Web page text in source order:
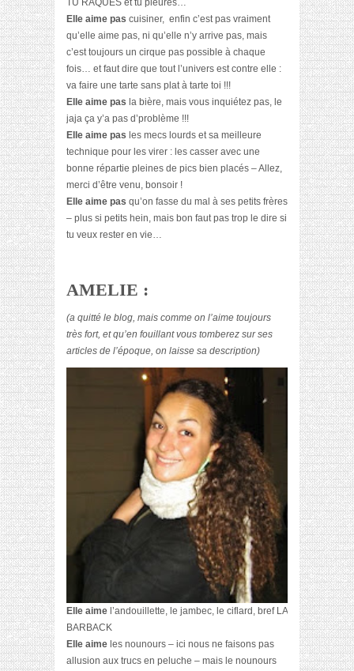
TU RAQUES et tu pleures…
Elle aime pas cuisiner, enfin c’est pas vraiment
qu’elle aime pas, ni qu’elle n’y arrive pas, mais
c’est toujours un cirque pas possible à chaque
fois… et faut dire que tout l’univers est contre elle :
va faire une tarte sans plat à tarte toi !!!
Elle aime pas la bière, mais vous inquiétez pas, le
jaja ça y’a pas d’problème !!!
Elle aime pas les mecs lourds et sa meilleure
technique pour les virer : les casser avec une
bonne répartie pleines de pics bien placés – Allez,
merci d’être venu, bonsoir !
Elle aime pas qu’on fasse du mal à ses petits frères
– plus si petits hein, mais bon faut pas trop le dire si
tu veux rester en vie…
AMELIE :
(a quitté le blog, mais comme on l’aime toujours
très fort, et qu’en fouillant vous tomberez sur ses
articles de l’époque, on laisse sa description)
Elle aime l’andouillette, le jambec, le ciflard, bref LA
BARBACK
Elle aime les nounours – ici nous ne faisons pas
allusion aux trucs en peluche – mais le nounours